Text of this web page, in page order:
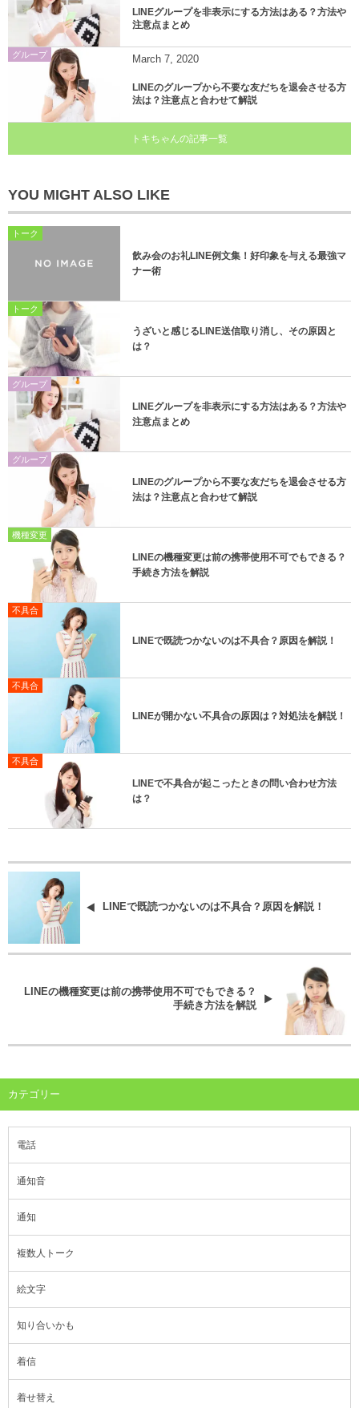
LINEグループを非表示にする方法はある？方法や
注意点まとめ
グループ March 7, 2020
LINEのグループから不要な友だちを退会させる方
法は？注意点と合わせて解説
トキちゃんの記事一覧
YOU MIGHT ALSO LIKE
トーク
飲み会のお礼LINE例文集！好印象を与える最強マ
ナー術
トーク
うざいと感じるLINE送信取り消し、その原因と
は？
グループ
LINEグループを非表示にする方法はある？方法や
注意点まとめ
グループ
LINEのグループから不要な友だちを退会させる方
法は？注意点と合わせて解説
機種変更
LINEの機種変更は前の携帯使用不可でもできる？
手続き方法を解説
不具合
LINEで既読つかないのは不具合？原因を解説！
不具合
LINEが開かない不具合の原因は？対処法を解説！
不具合
LINEで不具合が起こったときの問い合わせ方法
は？
LINEで既読つかないのは不具合？原因を解説！
LINEの機種変更は前の携帯使用不可でもできる？
手続き方法を解説
カテゴリー
電話
通知音
通知
複数人トーク
絵文字
知り合いかも
着信
着せ替え